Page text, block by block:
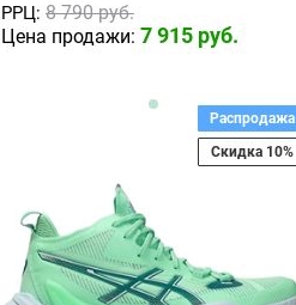
РРЦ: 8 790 руб.
Цена продажи: 7 915 руб.
Распродажа
Скидка 10%